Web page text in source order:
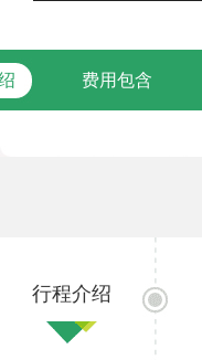
费用包含
行程介绍